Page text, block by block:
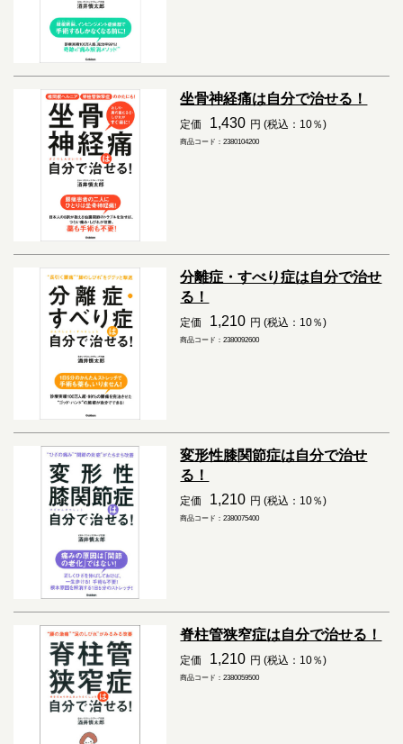
坐骨神経痛は自分で治せる！
定価 1,430 円 (税込：10％)
商品コード：2380104200
分離症・すべり症は自分で治せ
る！
定価 1,210 円 (税込：10％)
商品コード：2380092600
変形性膝関節症は自分で治せ
る！
定価 1,210 円 (税込：10％)
商品コード：2380075400
脊柱管狭窄症は自分で治せる！
定価 1,210 円 (税込：10％)
商品コード：2380059500